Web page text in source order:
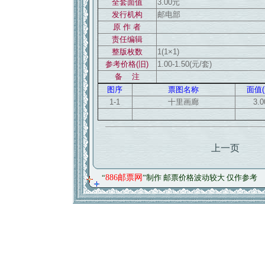
全套面值
3.00元
发行机构
邮电部
原 作 者
责任编辑
整版枚数
1(1×1)
参考价格(旧)
1.00-1.50(元/套)
备 注
图序
票图名称
面值
1-1
十里画廊
上一页
“886邮票网 ”制作 邮票价格波动较大 仅作参考